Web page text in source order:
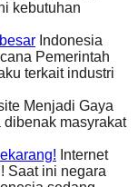
kebutuhan
Indonesia
Pemerintah
terkait industri
Menjadi Gaya
dibenak masyrakat
Internet
Saat ini negara